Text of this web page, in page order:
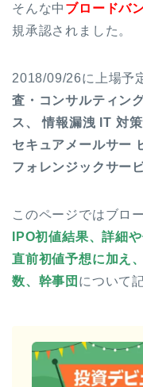
そんな中 ブロードバ
規承認されました。
2018/09/26に上場予
査・コンサルティン
ス、 情報漏洩 IT 対
セキュアメールサー
フォレンジックサー
このページではブロ
IPO初値結果、詳細
直前初値予想に加え
数、幹事団 について